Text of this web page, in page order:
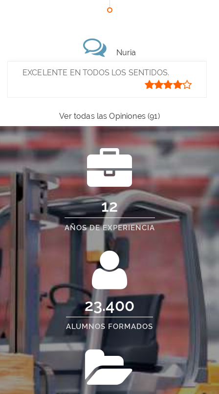
Nuria
EXCELENTE EN TODOS LOS SENTIDOS.
Ver todas las Opiniones (91)
12
AÑOS DE EXPERIENCIA
23.400
ALUMNOS FORMADOS